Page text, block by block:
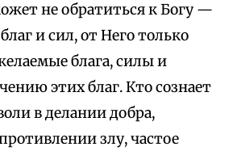
не обратиться к Богу —
и сил, от Него только
блага, силы и
этих благ. Кто сознает
в делании добра,
злу, частое